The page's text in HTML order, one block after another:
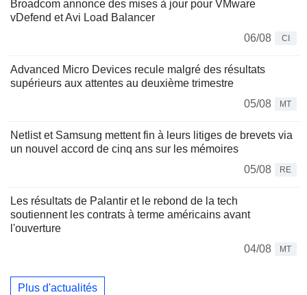
Broadcom annonce des mises à jour pour VMware
vDefend et Avi Load Balancer
06/08
CI
Advanced Micro Devices recule malgré des résultats
supérieurs aux attentes au deuxième trimestre
05/08
MT
Netlist et Samsung mettent fin à leurs litiges de brevets via
un nouvel accord de cinq ans sur les mémoires
05/08
RE
Les résultats de Palantir et le rebond de la tech
soutiennent les contrats à terme américains avant
l'ouverture
04/08
MT
Plus d'actualités